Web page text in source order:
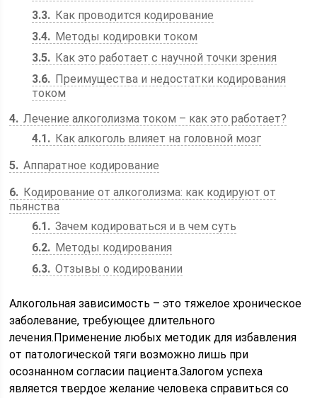
3.3
Как проводится кодирование
3.4
Методы кодировки током
3.5
Как это работает с научной точки зрения
3.6
Преимущества и недостатки кодирования
током
4 Лечение алкоголизма током – как это работает?
4.1
Как алкоголь влияет на головной мозг
5 Аппаратное кодирование
6
Кодирование от алкоголизма: как кодируют от
пьянства
6.1
Зачем кодироваться и в чем суть
6.2
Методы кодирования
6.3 Отзывы о кодировании
Алкогольная зависимость – это тяжелое хроническое
заболевание, требующее длительного
лечения.Применение любых методик для избавления
от патологической тяги возможно лишь при
осознанном согласии пациента.Залогом успеха
является твердое желание человека справиться со